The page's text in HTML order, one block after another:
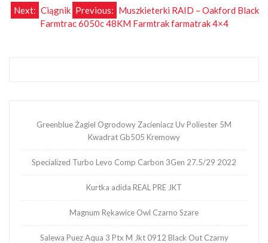
NawigacjaPrevious: Muszkieterki RAID – Oakford Black
Next: Ciągnik
Farmtrac 6050c 48KM Farmtrak farmatrak 4×4
Greenblue Żagiel Ogrodowy Zacieniacz Uv Poliester 5M
Kwadrat Gb505 Kremowy
Specialized Turbo Levo Comp Carbon 3Gen 27.5/29 2022
Kurtka adida REAL PRE JKT
Magnum Rękawice Owl Czarno Szare
Salewa Puez Aqua 3 Ptx M Jkt 0912 Black Out Czarny